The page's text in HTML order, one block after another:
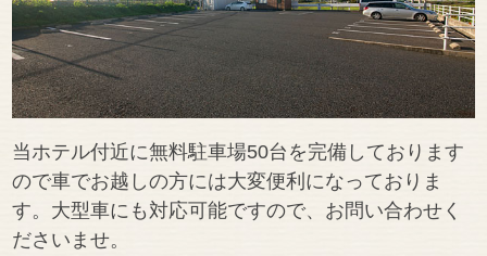
当ホテル付近に無料駐車場50台を完備しております
ので車でお越しの方には大変便利になっておりま
す。大型車にも対応可能ですので、お問い合わせく
ださいませ。